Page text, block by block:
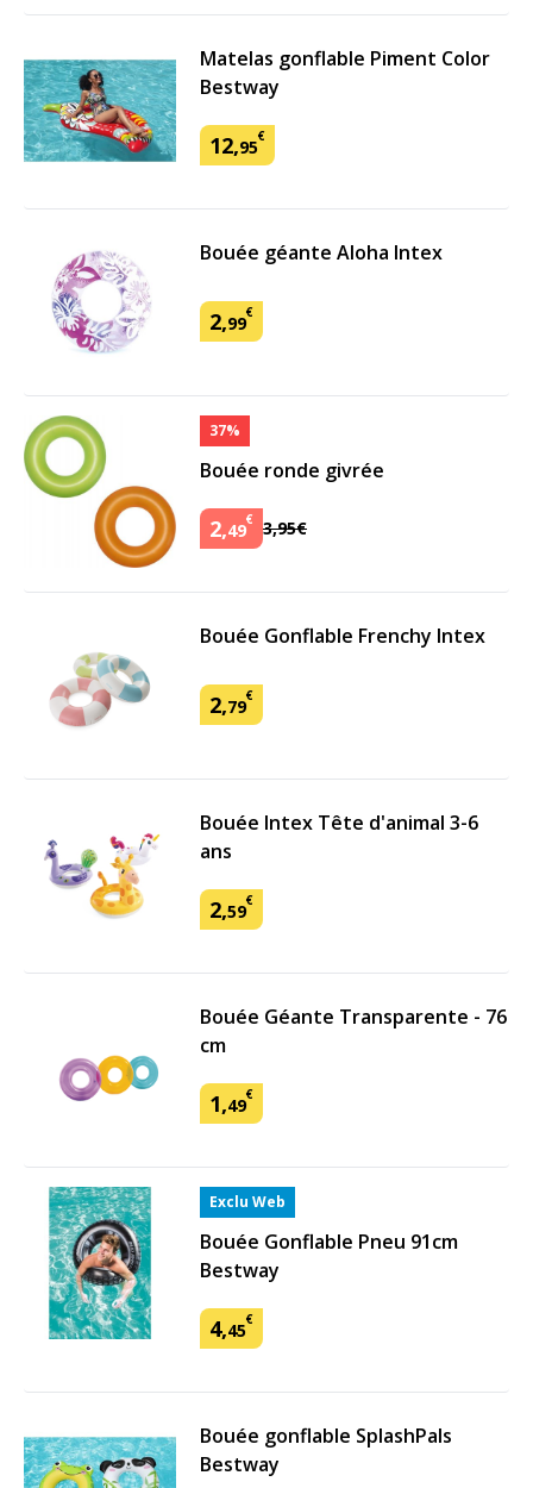
Matelas gonflable Piment Color
Bestway
12,95€
Bouée géante Aloha Intex
2,99€
37%
Bouée ronde givrée
2,49€ 3,95€
Bouée Gonflable Frenchy Intex
2,79€
Bouée Intex Tête d'animal 3-6
ans
2,59€
Bouée Géante Transparente - 76
cm
1,49€
Exclu Web
Bouée Gonflable Pneu 91cm
Bestway
4,45€
Bouée gonflable SplashPals
Bestway